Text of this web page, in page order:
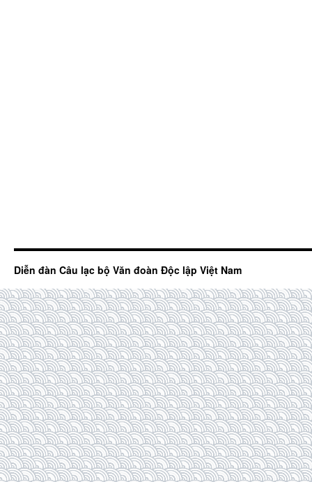
Diễn đàn Câu lạc bộ Văn đoàn Độc lập Việt Nam